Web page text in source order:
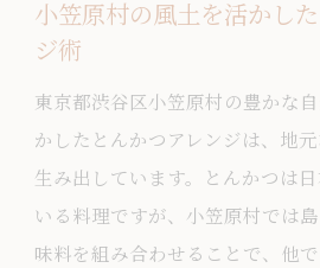
革新的なとんかつアレ
とんかつ文化の進化を
例
小笠原村の風土を活かし
ジ術
東京都渋谷区小笠原村の豊かな
かしたとんかつアレンジは、地
生み出しています。とんかつは
いる料理ですが、小笠原村では
味料を組み合わせることで、他